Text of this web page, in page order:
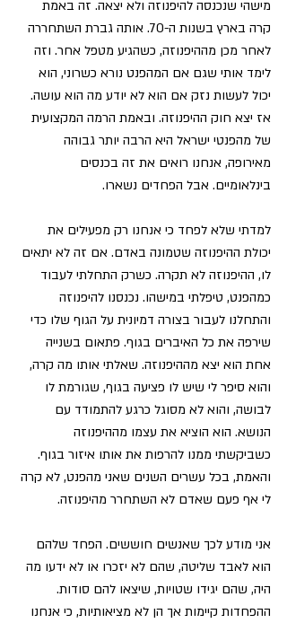
מישהי שנכנסה להיפנוזה ולא יצאה. זה באמת
קרה בארץ בשנות ה-70.
אותה גברת השתחררה
לאחר מכן מההיפנוזה, כשהגיע מטפל אחר. וזה
לימד אותי שגם אם המהפנט נורא כשרוני, הוא
יכול לעשות נזק אם הוא לא יודע מה הוא עושה.
אז יצא חוק ההיפנוזה. ובאמת הרמה המקצועית
של מהפנטי ישראל היא הרבה יותר גבוהה
מאירופה, אנחנו רואים את זה בכנסים
בינלאומיים. אבל הפחדים נשארו.
למדתי שלא לפחד כי אנחנו רק מפעילים את
יכולת ההיפנוזה שטמונה באדם. אם זה לא יתאים
לו, ההיפנוזה לא תקרה. כשרק התחלתי לעבוד
כמהפנט, טיפלתי במישהו. נכנסנו להיפנוזה
והתחלנו לעבור בצורה דמיונית על הגוף שלו כדי
שירפה את כל האיברים בגוף. פתאום בשנייה
אחת הוא יצא מההיפנוזה. שאלתי אותו מה קרה,
והוא סיפר לי שיש לו פציעה בגוף, שגורמת לו
לבושה, והוא לא מסוגל כרגע להתמודד עם
הנושא. הוא הוציא את עצמו מההיפנוזה
כשביקשתי ממנו להרפות את אותו איזור בגוף.
והאמת, בכל עשרים השנים שאני מהפנט, לא קרה
לי אף פעם שאדם לא השתחרר מהיפנוזה.
אני מודע לכך שאנשים חוששים. הפחד שלהם
הוא לאבד שליטה, שהם לא יזכרו או לא ידעו מה
היה, שהם יגידו שטויות, שיצאו להם סודות.
ההפחדות קיימות אך הן לא מציאותיות, כי אנחנו